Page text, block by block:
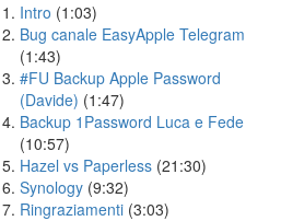
Intro (1:03)
Bug canale EasyApple Telegram
(1:43)
#FU Backup Apple Password
(Davide) (1:47)
Backup 1Password Luca e Fede
(10:57)
Hazel vs Paperless (21:30)
Synology (9:32)
Ringraziamenti (3:03)